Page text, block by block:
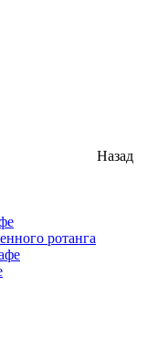
Назад
ротанга